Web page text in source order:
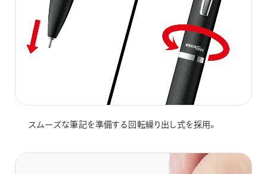
スムーズな筆記を準備する回転繰り出し式を採用。